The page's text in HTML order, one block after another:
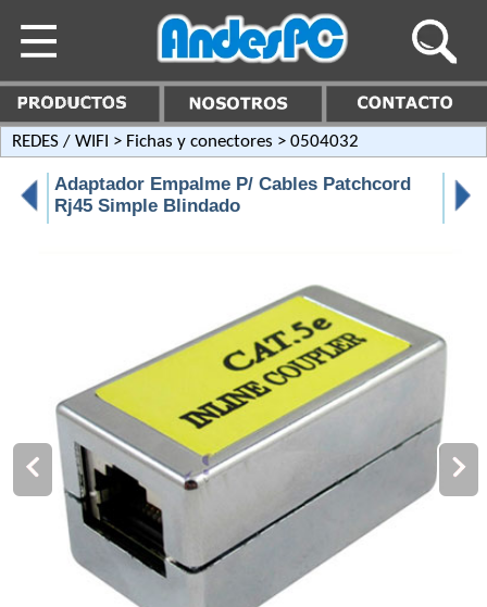
REDES / WIFI > Fichas y conectores > 0504032
Adaptador Empalme P/ Cables Patchcord
Rj45 Simple Blindado